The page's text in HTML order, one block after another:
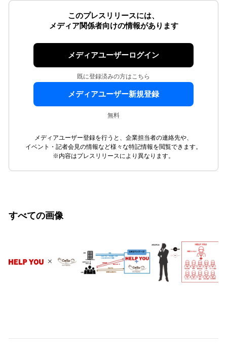
このプレスリリースには、
メディア関係者向けの情報があります
メディアユーザーログイン
既に登録済みの方はこちら
メディアユーザー新規登録
無料
メディアユーザー登録を行うと、企業担当者の連絡先や、
イベント・記者会見の情報など様々な特記情報を閲覧できます。
※内容はプレスリリースにより異なります。
すべての画像